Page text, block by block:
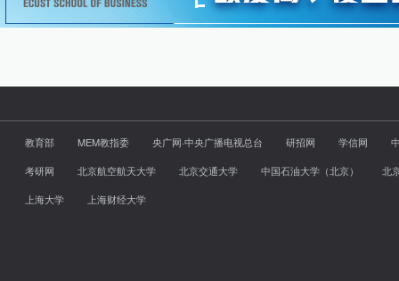
教育部 MEM教指委 央广网·中央广播电视总台 研招网 学信网
考研网
北京航空航天大学 北京交通大学 中国石油大学（北京）
北
上海大学
上海财经大学